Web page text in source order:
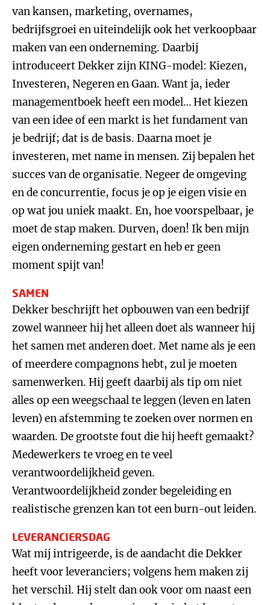
van kansen, marketing, overnames,
bedrijfsgroei en uiteindelijk ook het verkoopbaar
maken van een onderneming. Daarbij
introduceert Dekker zijn KING-model: Kiezen,
Investeren, Negeren en Gaan. Want ja, ieder
managementboek heeft een model… Het kiezen
van een idee of een markt is het fundament van
je bedrijf; dat is de basis. Daarna moet je
investeren, met name in mensen. Zij bepalen het
succes van de organisatie. Negeer de omgeving
en de concurrentie, focus je op je eigen visie en
op wat jou uniek maakt. En, hoe voorspelbaar, je
moet de stap maken. Durven, doen! Ik ben mijn
eigen onderneming gestart en heb er geen
moment spijt van!
SAMEN
Dekker beschrijft het opbouwen van een bedrijf
zowel wanneer hij het alleen doet als wanneer hij
het samen met anderen doet. Met name als je een
of meerdere compagnons hebt, zul je moeten
samenwerken. Hij geeft daarbij als tip om niet
alles op een weegschaal te leggen (leven en laten
leven) en afstemming te zoeken over normen en
waarden. De grootste fout die hij heeft gemaakt?
Medewerkers te vroeg en te veel
verantwoordelijkheid geven.
Verantwoordelijkheid zonder begeleiding en
realistische grenzen kan tot een burn-out leiden.
LEVERANCIERSDAG
Wat mij intrigeerde, is de aandacht die Dekker
heeft voor leveranciers; volgens hem maken zij
het verschil. Hij stelt dan ook voor om naast een